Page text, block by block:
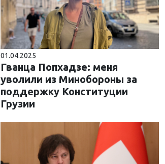
01.04.2025
Гванца Попхадзе: меня
уволили из Минобороны за
поддержку Конституции
Грузии